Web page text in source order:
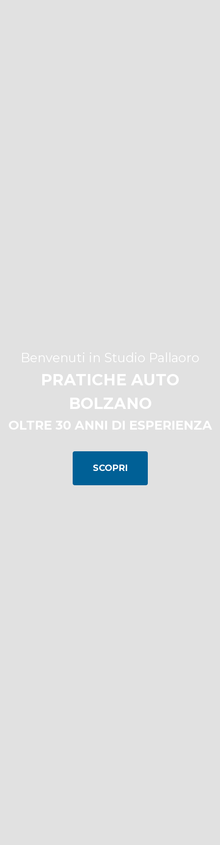
Benvenuti in Studio Pallaoro
PRATICHE AUTO
BOLZANO
OLTRE 30 ANNI DI ESPERIENZA
SCOPRI